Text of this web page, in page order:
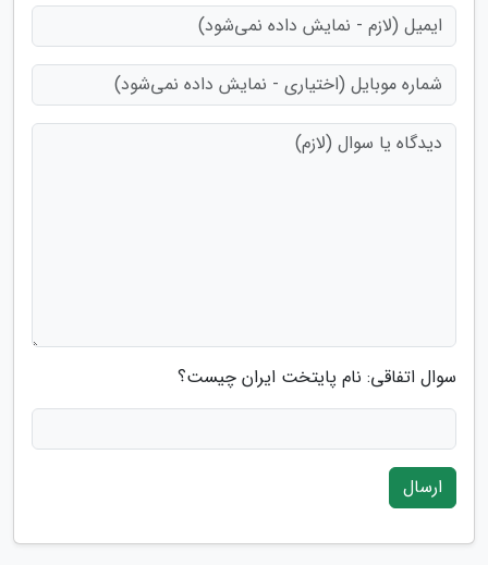
سوال اتفاقی: نام پایتخت ایران چیست؟
ارسال